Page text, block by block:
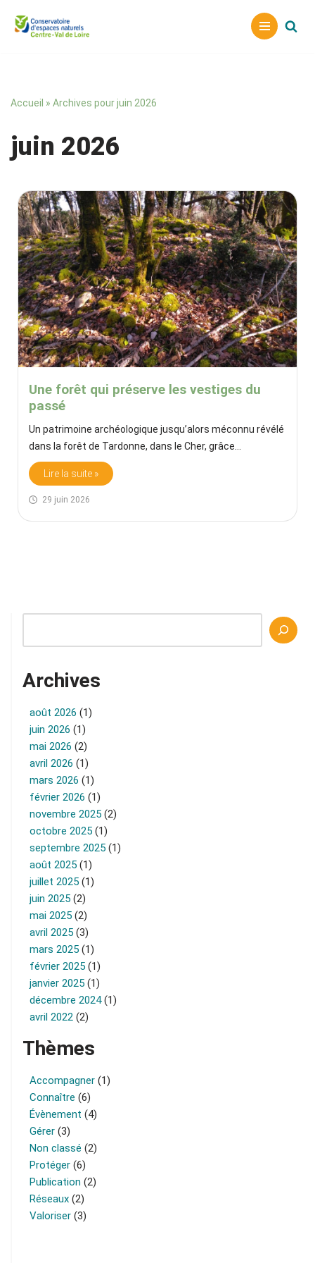
Aller
Accueil » Archives pour juin 2026
juin 2026
Une forêt qui préserve les vestiges du
passé
29 juin 2026
Un patrimoine archéologique jusqu’alors méconnu révélé
dans la forêt de Tardonne, dans le Cher, grâce…
Lire la suite »
Archives
août 2026 (1)
juin 2026 (1)
mai 2026 (2)
avril 2026 (1)
mars 2026 (1)
février 2026 (1)
novembre 2025 (2)
octobre 2025 (1)
septembre 2025 (1)
août 2025 (1)
juillet 2025 (1)
juin 2025 (2)
mai 2025 (2)
avril 2025 (3)
mars 2025 (1)
février 2025 (1)
janvier 2025 (1)
décembre 2024(1)
avril 2022 (2)
Thèmes
Accompagner (1)
Connaître (6)
Évènement (4)
Gérer (3)
Non classé (2)
Protéger (6)
Publication (2)
Réseaux (2)
Valoriser (3)